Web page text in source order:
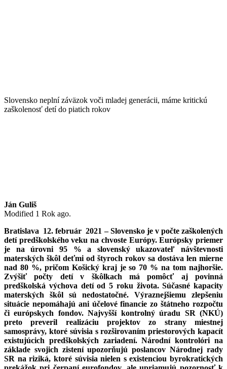
Slovensko neplní záväzok voči mladej generácii, máme kritickú
zaškolenosť detí do piatich rokov
Ján Guliš
Modified 1 Rok ago.
Bratislava 12. február 2021 – Slovensko je v počte zaškolených
detí predškolského veku na chvoste Európy. Európsky priemer
je na úrovni 95 % a slovenský ukazovateľ návštevnosti
materských škôl deťmi od štyroch rokov sa dostáva len mierne
nad 80 %, pričom Košický kraj je so 70 % na tom najhoršie.
Zvýšiť počty detí v škôlkach má pomôcť aj povinná
predškolská výchova detí od 5 roku života. Súčasné kapacity
materských škôl sú nedostatočné. Výraznejšiemu zlepšeniu
situácie nepomáhajú ani účelové financie zo štátneho rozpočtu
či európskych fondov. Najvyšší kontrolný úradu SR (NKÚ)
preto preveril realizáciu projektov zo strany miestnej
samosprávy, ktoré súvisia s rozširovaním priestorových kapacít
existujúcich predškolských zariadení. Národní kontrolóri na
základe svojich zistení upozorňujú poslancov Národnej rady
SR na riziká, ktoré súvisia nielen s existenciou byrokratických